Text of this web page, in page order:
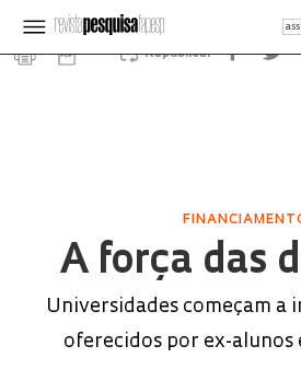
Republicar
A força das
Universidades começam a
oferecidos por ex-alunos